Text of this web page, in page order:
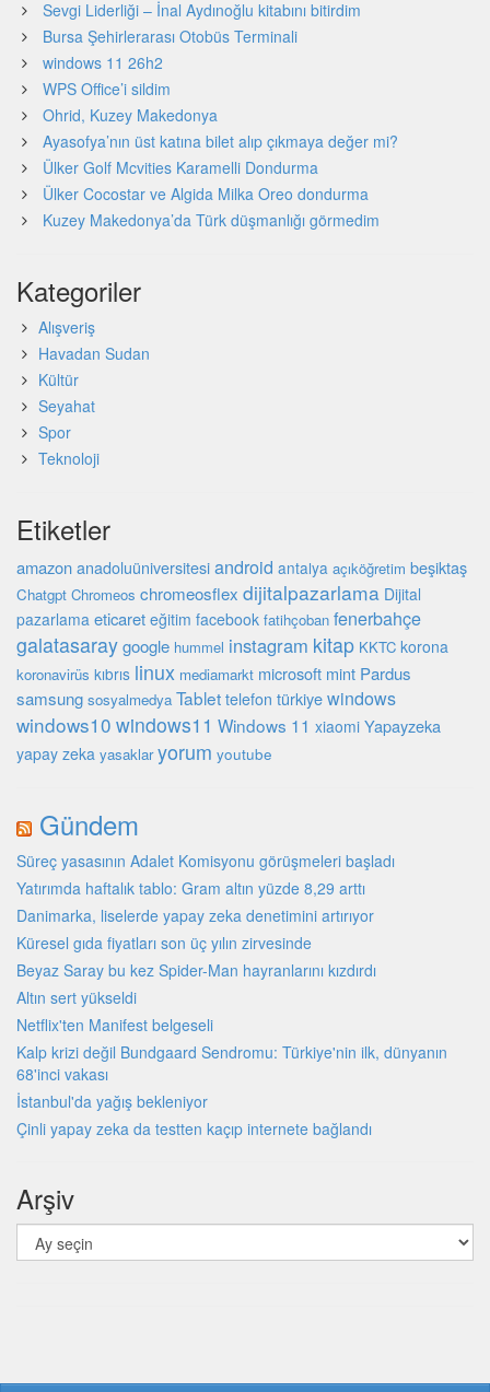
Sevgi Liderliği – İnal Aydınoğlu kitabını bitirdim
Bursa Şehirlerarası Otobüs Terminali
windows 11 26h2
WPS Office’i sildim
Ohrid, Kuzey Makedonya
Ayasofya’nın üst katına bilet alıp çıkmaya değer mi?
Ülker Golf Mcvities Karamelli Dondurma
Ülker Cocostar ve Algida Milka Oreo dondurma
Kuzey Makedonya’da Türk düşmanlığı görmedim
Kategoriler
Alışveriş
Havadan Sudan
Kültür
Seyahat
Spor
Teknoloji
Etiketler
amazon anadoluüniversitesi android antalya açıköğretim beşiktaş
Chatgpt Chromeos chromeosflex dijitalpazarlama Dijital
pazarlama eticaret eğitim facebook fatihçoban fenerbahçe
galatasaraygoogle hummel instagram kitap KKTC korona
koronavirüs kıbrıs linux mediamarkt microsoft mint Pardus
samsung sosyalmedya Tablet telefon türkiyewindows
windows10 windows11 Windows 11 xiaomi Yapayzeka
yapay zeka yasaklar yorum youtube
Gündem
Süreç yasasının Adalet Komisyonu görüşmeleri başladı
Yatırımda haftalık tablo: Gram altın yüzde 8,29 arttı
Danimarka, liselerde yapay zeka denetimini artırıyor
Küresel gıda fiyatları son üç yılın zirvesinde
Beyaz Saray bu kez Spider-Man hayranlarını kızdırdı
Altın sert yükseldi
Netflix'ten Manifest belgeseli
Kalp krizi değil Bundgaard Sendromu: Türkiye'nin ilk, dünyanın
68'inci vakası
İstanbul'da yağış bekleniyor
Çinli yapay zeka da testten kaçıp internete bağlandı
Arşiv
Arşiv